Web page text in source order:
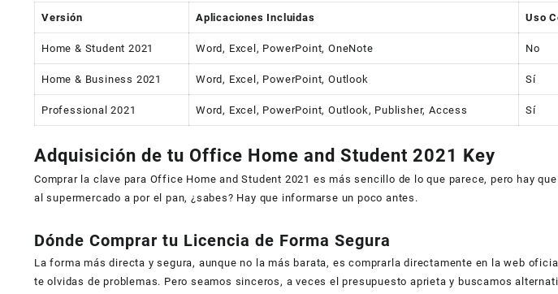
Versión Aplicaciones Incluidas Uso
Home & Student 2021 Word, Excel, PowerPoint, OneNote No
Home & Business 2021 Word, Excel, PowerPoint, Outlook Sí
Professional 2021 Word, Excel, PowerPoint, Outlook, Publisher, Access Sí
Adquisición de tu Office Home and Student 2021 Key
Comprar la clave para Office Home and Student 2021 es más sencillo de lo que parece, pero hay
al supermercado a por el pan, ¿sabes? Hay que informarse un poco antes.
Dónde Comprar tu Licencia de Forma Segura
La forma más directa y segura, aunque no la más barata, es comprarla directamente en la web
te olvidas de problemas. Pero seamos sinceros, a veces el presupuesto aprieta y buscamos